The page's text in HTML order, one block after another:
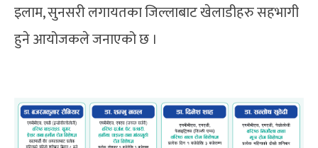
इलाम, सुनसरी लगायतका जिल्लाबाट खेलाडीहरु सहभागी
हुने आयोजकले जनाएको छ ।